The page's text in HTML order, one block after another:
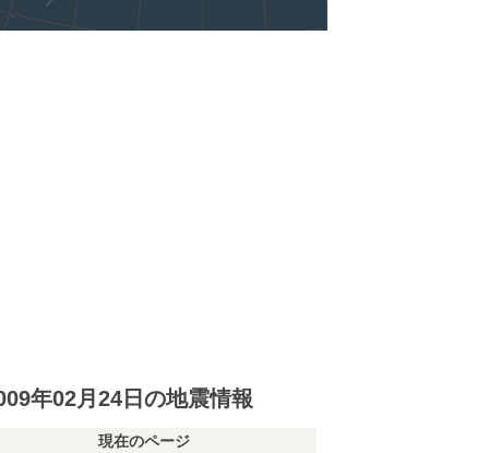
年02月24日の地震情報
現在のページ